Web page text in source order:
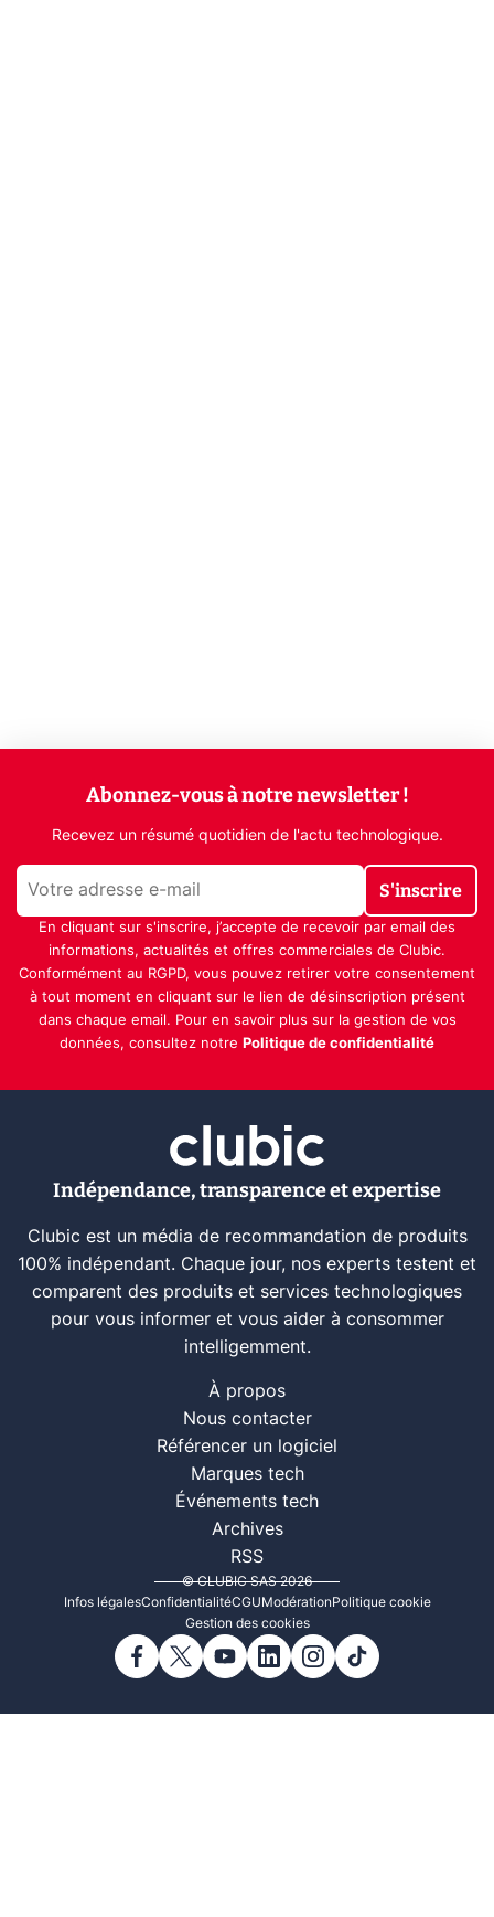
Abonnez-vous à notre newsletter !
Recevez un résumé quotidien de l'actu technologique.
S'inscrire
En cliquant sur s'inscrire, j’accepte de recevoir par email des
informations, actualités et offres commerciales de Clubic.
Conformément au RGPD, vous pouvez retirer votre consentement
à tout moment en cliquant sur le lien de désinscription présent
dans chaque email. Pour en savoir plus sur la gestion de vos
données, consultez notre Politique de confidentialité
Indépendance, transparence et expertise
Clubic est un média de recommandation de produits
100% indépendant. Chaque jour, nos experts testent et
comparent des produits et services technologiques
pour vous informer et vous aider à consommer
intelligemment.
À propos
Nous contacter
Référencer un logiciel
Marques tech
Événements tech
Archives
RSS
© CLUBIC SAS 2026
Infos légalesConfidentialitéCGUModérationPolitique cookie
Gestion des cookies